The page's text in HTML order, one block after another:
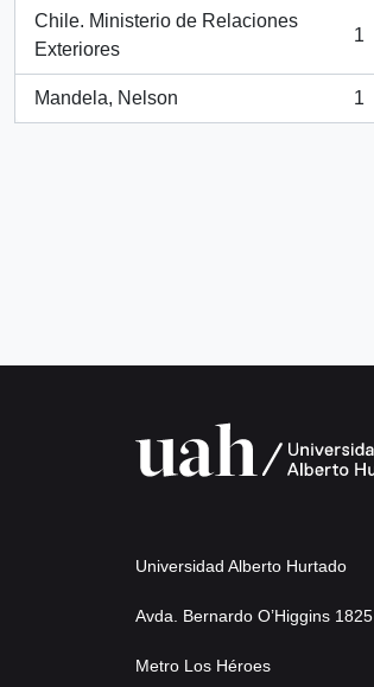
Chile. Ministerio de Relaciones
Exteriores
, 1 resultados
1
Mandela, Nelson
, 1 resultados
1
Universidad Alberto Hurtado
Avda. Bernardo O’Higgins 1825
Metro Los Héroes